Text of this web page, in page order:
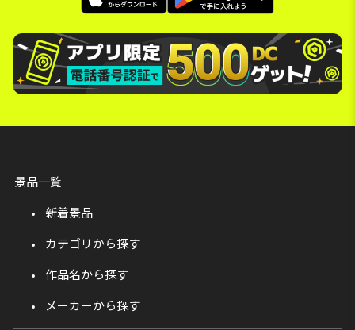
景品一覧
新着景品
カテゴリから探す
作品名から探す
メーカーから探す